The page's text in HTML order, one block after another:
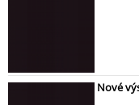
Nové